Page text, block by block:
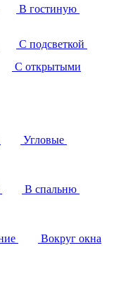
В гостиную
С подсветкой
С открытыми
Угловые
В спальню
Вокруг окна